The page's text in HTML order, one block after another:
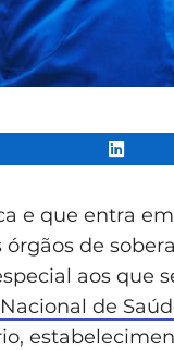
e que entra
de
aos que
de